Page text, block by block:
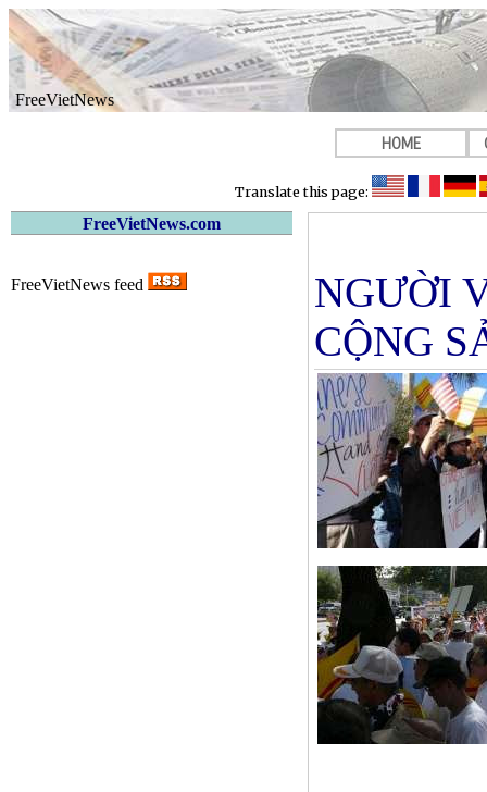
FreeVietNews
HOME
Translate this page:
FreeVietNews.com
FreeVietNews feed
NGƯỜI
CỘNG